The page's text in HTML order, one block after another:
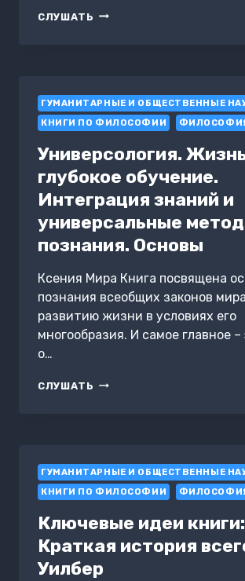
СЛУШАТЬ ИСТОРИИ
ГУМАНИТАРНЫЕ И ОБЩЕСТВЕННЫЕ
КНИГИ ПО ФИЛОСОФИИ
Универсология.
глубокое обучение.
Интеграция знаний и
универсальные
познания. Основы
Ксения Мира Книга посвящена
познания всеобщих законов
развитию жизни в условиях его
многообразия. И самое главное –
о…
СЛУШАТЬ УНИВЕРСОЛОГИЯ.
И
УНИВЕРСАЛЬНЫЕ
МЕТОДЫ
ИХ
ПОЗНАНИЯ.
ОСНОВЫ
ГУМАНИТАРНЫЕ И ОБЩЕСТВЕННЫЕ
КНИГИ ПО ФИЛОСОФИИ
Ключевые идеи книги:
Краткая история
Уилбер